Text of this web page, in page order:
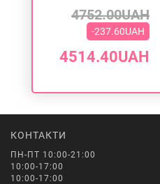
4752.00UAH
-237.60UAH
4514.40UAH
КОНТАКТИ
ПН-ПТ 10:00-21:00
10:00-17:00
10:00-17:00